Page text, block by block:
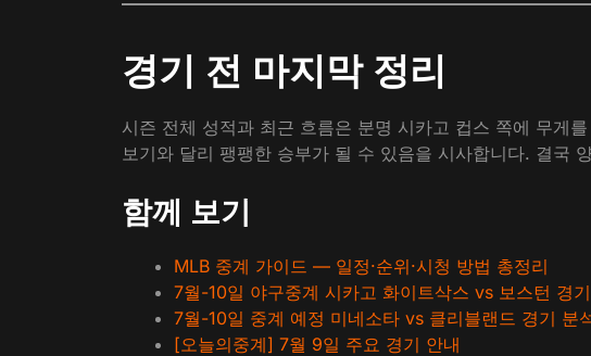
경기 전 마지막 정리
시즌 전체 성적과 최근 흐름은 분명 시카고 컵스 쪽에 무게
보기와 달리 팽팽한 승부가 될 수 있음을 시사합니다. 결국
함께 보기
MLB 중계 가이드 — 일정·순위·시청 방법 총정리
7월-10일 야구중계 시카고 화이트삭스 vs 보스턴 경
7월-10일 중계 예정 미네소타 vs 클리블랜드 경기 분
[오늘의중계] 7월 9일 주요 경기 안내